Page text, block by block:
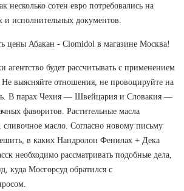
несколько сотен евро потребовались на
и исполнительных документов.
цены Абакан - Clomidol в магазине Москва!
агентство будет рассчитывать с применением
выясняйте отношения, не провоцируйте на
В парах Чехия — Швейцария и Словакия —
фаворитов. Растительные масла
масло. Согласно новому письму
в каких Нандролон Фенилах + Дека
необходимо рассматривать подобные дела,
куда Мосгорсуд обратился с